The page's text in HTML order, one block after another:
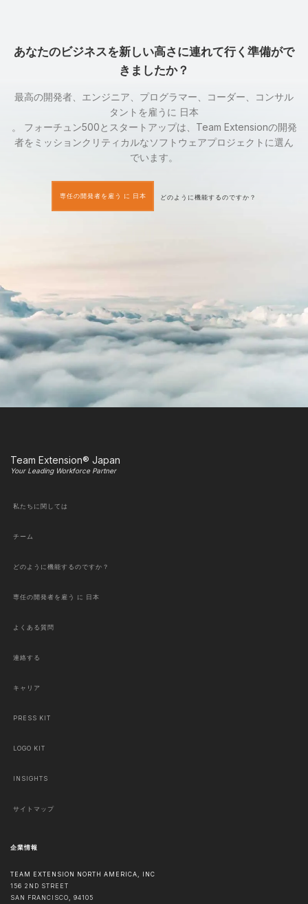
あなたのビジネスを新しい高さに連れて行く準備がで
きましたか？
最高の開発者、エンジニア、プログラマー、コーダー、コンサル
タントを雇うに 日本
。 フォーチュン500とスタートアップは、Team Extensionの開発
者をミッションクリティカルなソフトウェアプロジェクトに選ん
でいます。
専任の開発者を雇う に 日本 どのように機能するのですか？
Team Extension® Japan
Your Leading Workforce Partner
私たちに関しては
チーム
どのように機能するのですか？
専任の開発者を雇う に 日本
よくある質問
連絡する
キャリア
PRESS KIT
LOGO KIT
INSIGHTS
サイトマップ
企業情報
TEAM EXTENSION NORTH AMERICA, INC
156 2ND STREET
SAN FRANCISCO, 94105